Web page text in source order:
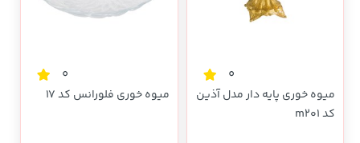
0
میوه خوری پایه دار مدل آذین
کد m201
0
میوه خوری فلورانس کد 17